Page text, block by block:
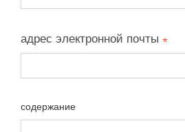
адрес электронной почты
содержание